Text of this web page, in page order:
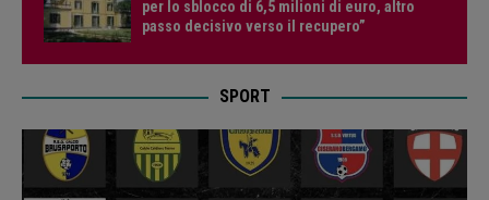
per lo sblocco di 6,5 milioni di euro, altro
passo decisivo verso il recupero”
SPORT